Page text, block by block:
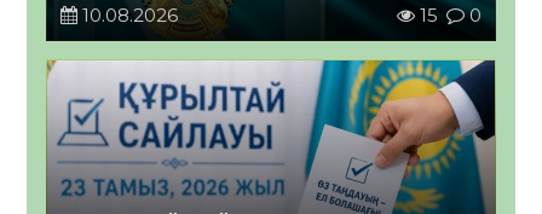
10.08.2026
15 0